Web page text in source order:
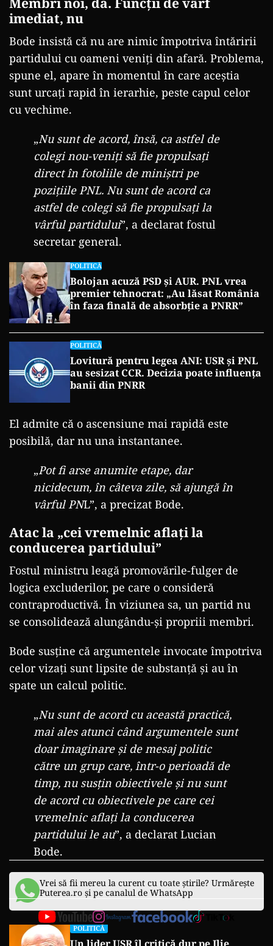
imediat, nu
Bode insistă că nu are nimic împotriva întăririi
partidului cu oameni veniți din afară. Problema,
spune el, apare în momentul în care aceștia
sunt urcați rapid în ierarhie, peste capul celor
cu vechime.
„Nu sunt de acord, însă, ca astfel de
colegi nou-veniți să fie propulsați
direct în fotoliile de miniștri pe
pozițiile PNL. Nu sunt de acord ca
astfel de colegi să fie propulsați la
vârful partidului”, a declarat fostul
secretar general.
POLITICĂ
Bolojan acuză PSD și AUR. PNL vrea
premier tehnocrat: „Au lăsat România
în faza finală de absorbţie a PNRR”
POLITICĂ
Lovitură pentru legea ANI: USR și PNL
au sesizat CCR. Decizia poate influența
banii din PNRR
El admite că o ascensiune mai rapidă este
posibilă, dar nu una instantanee.
„Pot fi arse anumite etape, dar
nicidecum, în câteva zile, să ajungă în
vârful PNL”, a precizat Bode.
Atac la „cei vremelnic aflați la
conducerea partidului”
Fostul ministru leagă promovările-fulger de
logica excluderilor, pe care o consideră
contraproductivă. În viziunea sa, un partid nu
se consolidează alungându-și propriii membri.
Bode susține că argumentele invocate împotriva
celor vizați sunt lipsite de substanță și au în
spate un calcul politic.
„Nu sunt de acord cu această practică,
mai ales atunci când argumentele sunt
doar imaginare și de mesaj politic
către un grup care, într-o perioadă de
timp, nu susțin obiectivele și nu sunt
de acord cu obiectivele pe care cei
vremelnic aflați la conducerea
partidului le au”, a declarat Lucian
Bode.
Vrei să fii mereu la curent cu toate știrile? Urmărește
Puterea.ro și pe canalul de WhatsApp
POLITICĂ